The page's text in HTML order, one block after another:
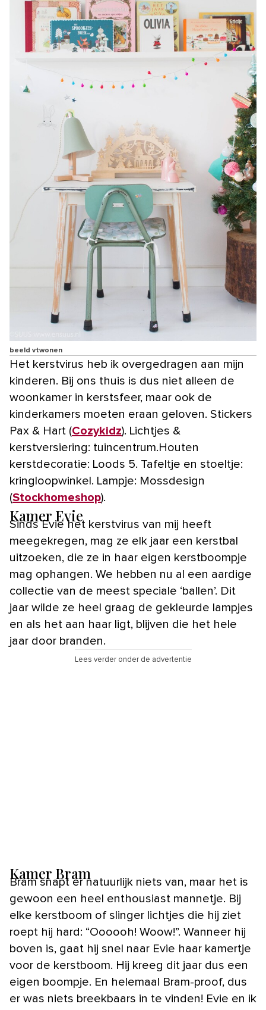
beeld vtwonen
Het kerstvirus heb ik overgedragen aan mijn
kinderen. Bij ons thuis is dus niet alleen de
woonkamer in kerstsfeer, maar ook de
kinderkamers moeten eraan geloven. Stickers
Pax & Hart (Cozykidz). Lichtjes &
kerstversiering: tuincentrum.Houten
kerstdecoratie: Loods 5. Tafeltje en stoeltje:
kringloopwinkel. Lampje: Mossdesign
(Stockhomeshop).
Kamer Evie
Sinds Evie het kerstvirus van mij heeft
meegekregen, mag ze elk jaar een kerstbal
uitzoeken, die ze in haar eigen kerstboompje
mag ophangen. We hebben nu al een aardige
collectie van de meest speciale ‘ballen’. Dit
jaar wilde ze heel graag de gekleurde lampjes
en als het aan haar ligt, blijven die het hele
jaar door branden.
Lees verder onder de advertentie
Kamer Bram
Bram snapt er natuurlijk niets van, maar het is
gewoon een heel enthousiast mannetje. Bij
elke kerstboom of slinger lichtjes die hij ziet
roept hij hard: “Oooooh! Woow!”. Wanneer hij
boven is, gaat hij snel naar Evie haar kamertje
voor de kerstboom. Hij kreeg dit jaar dus een
eigen boompje. En helemaal Bram-proof, dus
er was niets breekbaars in te vinden! Evie en ik